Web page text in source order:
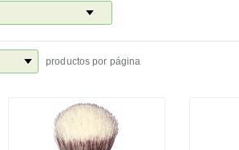
productos por página